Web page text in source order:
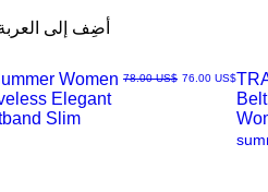
أضِف إلى
Women
Elegant
Slim
سعر عادي
‏78.00 US$ سعر البيع‏76.00 US$
العرض